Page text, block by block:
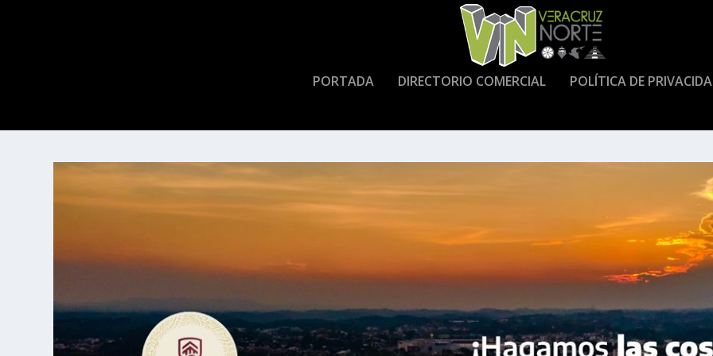
PORTADA DIRECTORIO COMERCIAL POLÍTICA DE